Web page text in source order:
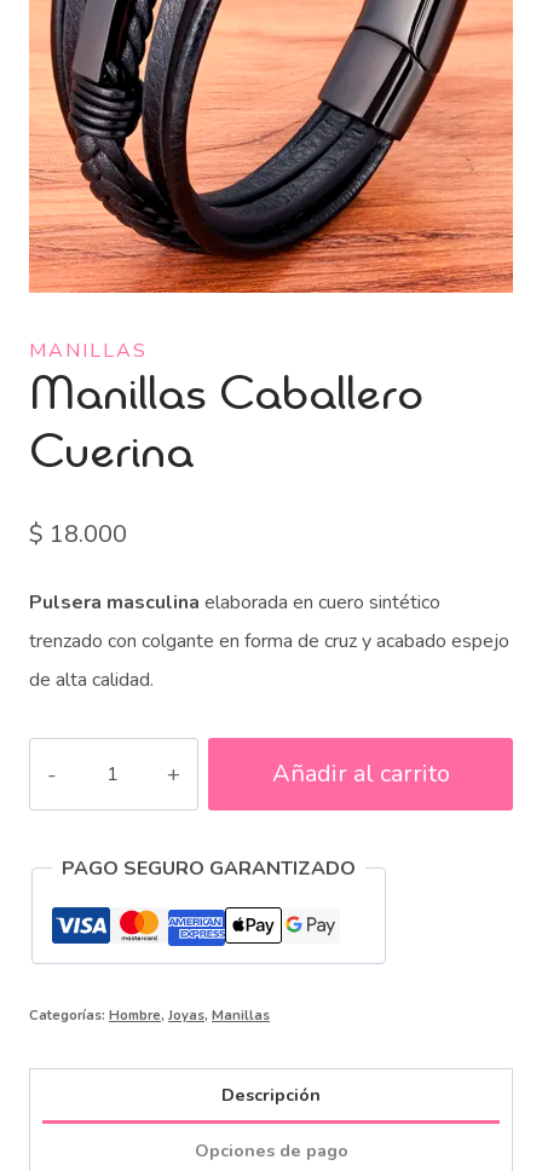
MANILLAS
Manillas Caballero
Cuerina
$ 18.000
Pulsera masculina elaborada en cuero sintético
trenzado con colgante en forma de cruz y acabado espejo
de alta calidad.
cantidad
Añadir al carrito
PAGO SEGURO GARANTIZADO
Categorías: Hombre, Joyas, Manillas
Descripción
Opciones de pago